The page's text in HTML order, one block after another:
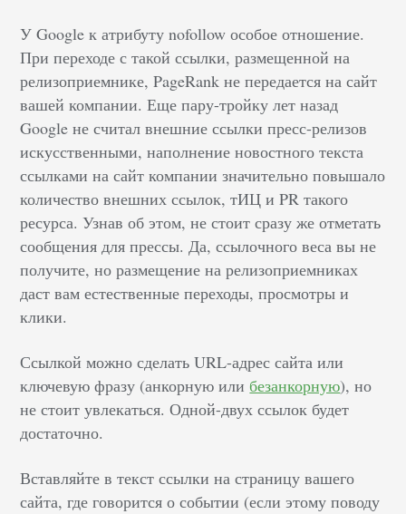
У Google к атрибуту nofollow особое отношение.
При переходе с такой ссылки, размещенной на
релизоприемнике, PageRank не передается на сайт
вашей компании. Еще пару-тройку лет назад
Google не считал внешние ссылки пресс-релизов
искусственными, наполнение новостного текста
ссылками на сайт компании значительно повышало
количество внешних ссылок, тИЦ и PR такого
ресурса. Узнав об этом, не стоит сразу же отметать
сообщения для прессы. Да, ссылочного веса вы не
получите, но размещение на релизоприемниках
даст вам естественные переходы, просмотры и
клики.
Ссылкой можно сделать URL-адрес сайта или
ключевую фразу (анкорную илибезанкорную), но
не стоит увлекаться. Одной-двух ссылок будет
достаточно.
Вставляйте в текст ссылки на страницу вашего
сайта, где говорится о событии (если этому поводу